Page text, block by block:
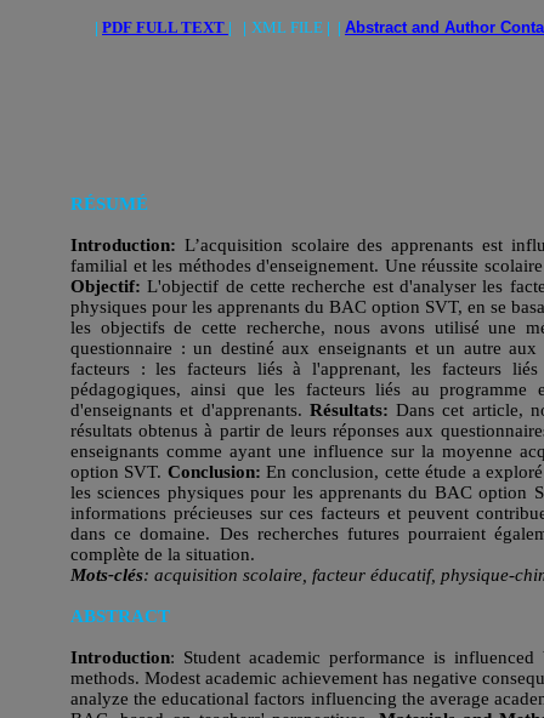
RÉSUMÉ
Introduction: L’acquisition scolaire des apprenants est
familial et les méthodes d'enseignement. Une réussite
Objectif:L'objectif de cette recherche est d'analyser les
physiques pour les apprenants du BAC option SVT, en se
les objectifs de cette recherche, nous avons utilisé une
questionnaire : un destiné aux enseignants et un autre
facteurs : les facteurs liés à l'apprenant, les facteurs
pédagogiques, ainsi que les facteurs liés au
d'enseignants et d'apprenants. Résultats:Dans cet article,
résultats obtenus à partir de leurs réponses aux
enseignants comme ayant une influence sur la moyenne
option SVT. Conclusion:En conclusion, cette étude a
les sciences physiques pour les apprenants du BAC option
informations précieuses sur ces facteurs et peuvent
dans ce domaine. Des recherches futures pourraient
complète de la situation.
Mots-clés: acquisition scolaire, facteur éducatif, physique-
ABSTRACT
Introduction: Student academic performance is
methods. Modest academic achievement has negative
analyze the educational factors influencing the average
| PDF FULL TEXT | | XML FILE | | Abstract and Author